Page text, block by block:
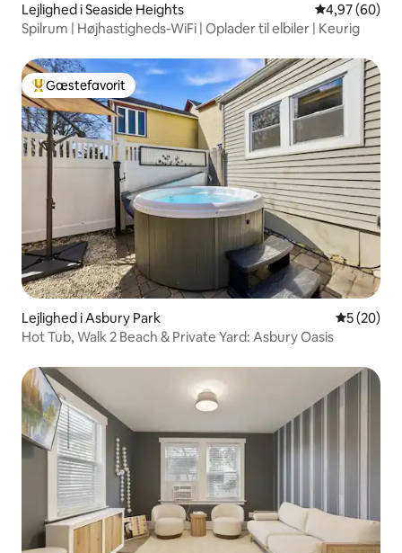
Lejlighed i Seaside Heights 4,97 ud af 5 i
4,97 (60)
Spilrum | Højhastigheds-WiFi | Oplader til elbiler | Keurig
Bedste gæstefavorit
Gæstefavorit
Lejlighed i Asbury Park 5 ud af 5 i
5 (20)
Hot Tub, Walk 2 Beach & Private Yard: Asbury Oasis